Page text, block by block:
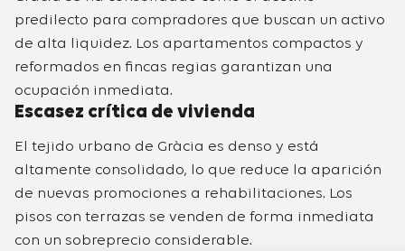
predilecto para compradores que buscan un activo
de alta liquidez. Los apartamentos compactos y
reformados en fincas regias garantizan una
ocupación inmediata.
Escasez crítica de vivienda
El tejido urbano de Gràcia es denso y está
altamente consolidado, lo que reduce la aparición
de nuevas promociones a rehabilitaciones. Los
pisos con terrazas se venden de forma inmediata
con un sobreprecio considerable.